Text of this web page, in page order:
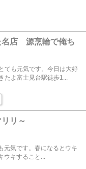
店 源烹輪で俺ち
も元気です。今日は大好
たよ富士見台駅徒歩1...
リ～
気です。春になるとウキ
ウキすること...